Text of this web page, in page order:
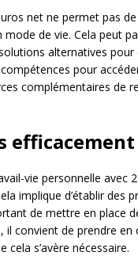
net ne permet pas
mode de vie. Cela peut
alternatives
pour
complémentaires de
efficacement
vie personnelle avec
implique d’établir des
de mettre en place
il convient de prendre
cela s’avère nécessaire.